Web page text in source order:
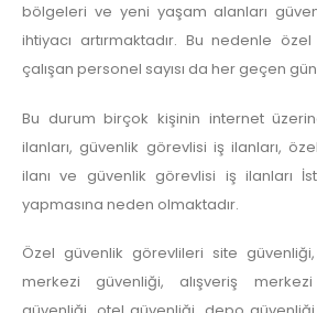
bölgeleri ve yeni yaşam alanları
ihtiyacı artırmaktadır. Bu nedenle
çalışan personel sayısı da her geçen
Bu durum birçok kişinin internet
ilanları, güvenlik görevlisi iş ilanları,
ilanı ve güvenlik görevlisi iş ilanları
yapmasına neden olmaktadır.
Özel güvenlik görevlileri site
merkezi güvenliği, alışveriş